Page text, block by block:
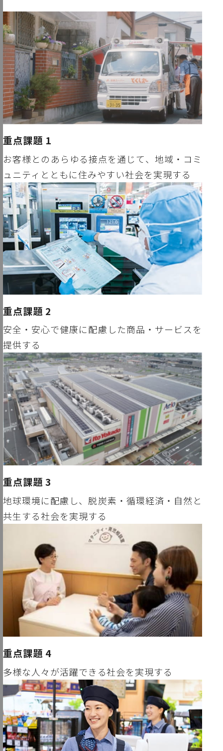
重点課題 1
お客様とのあらゆる接点を通じて、地域・コミ
ュニティとともに住みやすい社会を実現する
重点課題 2
安全・安心で健康に配慮した商品・サービスを
提供する
重点課題 3
地球環境に配慮し、脱炭素・循環経済・自然と
共生する社会を実現する
重点課題 4
多様な人々が活躍できる社会を実現する